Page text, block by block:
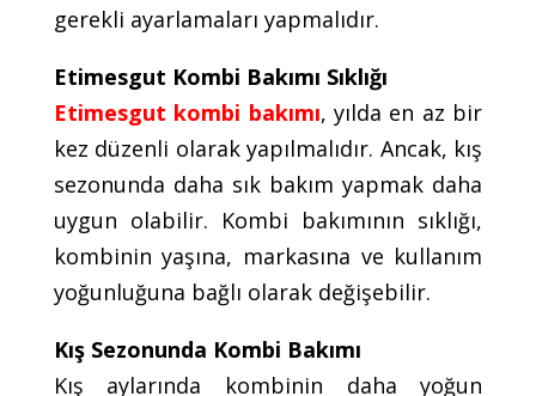
gerekli ayarlamaları yapmalıdır.
Etimesgut Kombi Bakımı Sıklığı
Etimesgut kombi bakımı, yılda en az bir
kez düzenli olarak yapılmalıdır. Ancak, kış
sezonunda daha sık bakım yapmak daha
uygun olabilir. Kombi bakımının sıklığı,
kombinin yaşına, markasına ve kullanım
yoğunluğuna bağlı olarak değişebilir.
Kış Sezonunda Kombi Bakımı
Kış aylarında kombinin daha yoğun